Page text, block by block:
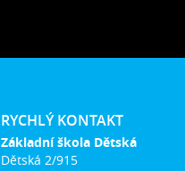
RYCHLÝ KONTAKT
Základní škola Dětská
Dětská 2/915